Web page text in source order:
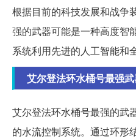
根据目前的科技发展和战争
强的武器可能是一种高度智
系统利用先进的人工智能和
艾尔登法环水桶号最强
艾尔登法环水桶号最强的武
的水流控制系统。通过环形